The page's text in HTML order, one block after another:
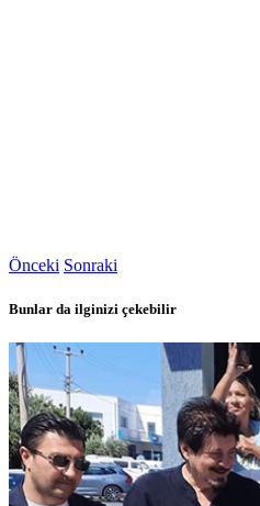
Önceki Sonraki
Bunlar da ilginizi çekebilir